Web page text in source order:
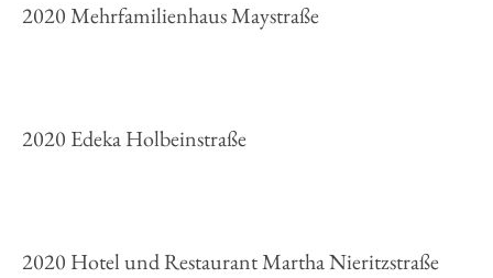
2020 Mehrfamilienhaus Maystraße
2020 Edeka Holbeinstraße
2020 Hotel und Restaurant Martha Nieritzstraße